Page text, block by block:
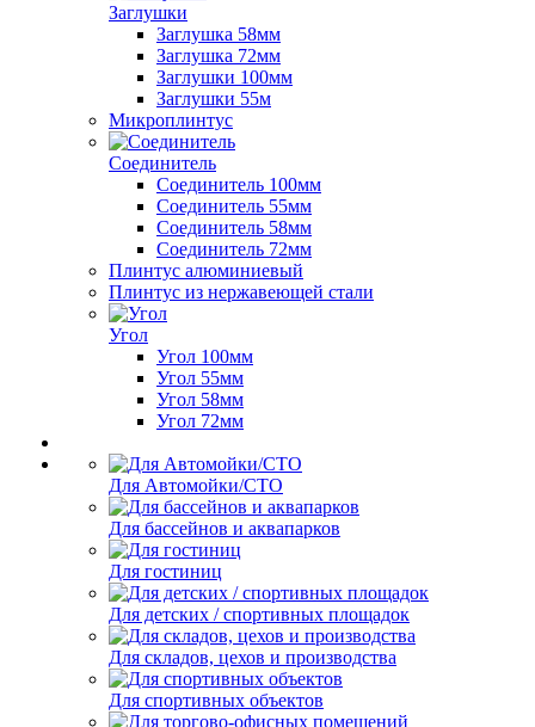
Заглушки
Заглушка 58мм
Заглушка 72мм
Заглушки 100мм
Заглушки 55м
Микроплинтус
Соединитель
Соединитель 100мм
Соединитель 55мм
Соединитель 58мм
Соединитель 72мм
Плинтус алюминиевый
Плинтус из нержавеющей стали
Угол
Угол 100мм
Угол 55мм
Угол 58мм
Угол 72мм
Для Автомойки/СТО
Для бассейнов и аквапарков
Для гостиниц
Для детских / спортивных площадок
Для складов, цехов и производства
Для спортивных объектов